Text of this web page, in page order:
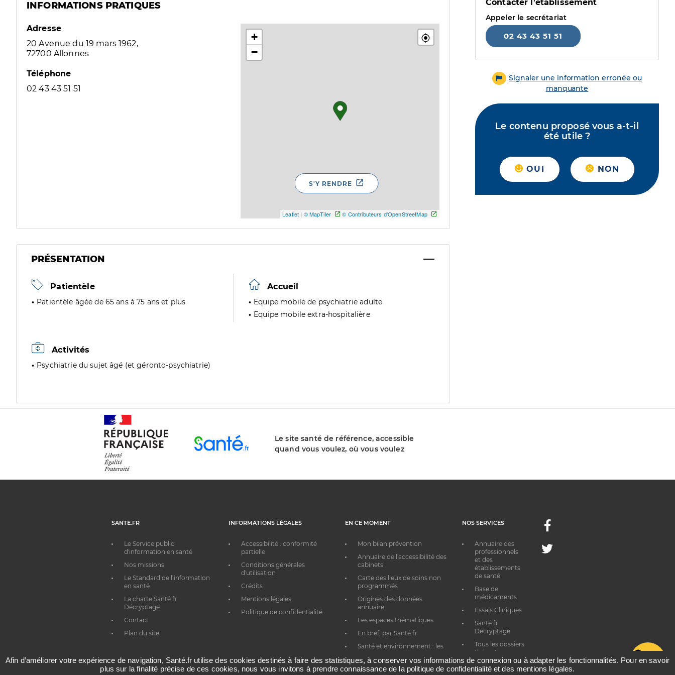
INFORMATIONS PRATIQUES
Adresse
20 Avenue du 19 mars 1962,
72700 Allonnes
Téléphone
02 43 43 51 51
+
−
Leaflet | © MapTiler © Contributeurs d'OpenStreetMap
S'Y RENDRE
PRÉSENTATION
Patientèle
Patientèle âgée de 65 ans à 75 ans et plus
Accueil
Equipe mobile de psychiatrie adulte
Equipe mobile extra-hospitalière
Activités
Psychiatrie du sujet âgé (et géronto-psychiatrie)
Contacter l'établissement
Appeler le secrétariat
02 43 43 51 51
Signaler une information erronée ou
manquante
Le contenu proposé vous a-t-il
été utile ?
OUI NON
Le site santé de référence, accessible
quand vous voulez, où vous voulez
SANTE.FR
Le Service public
d'information en santé
Nos missions
Le Standard de l’information
en santé
La charte Santé.fr
Décryptage
Contact
Plan du site
INFORMATIONS LÉGALES
Accessibilité : conformité
partielle
Conditions générales
d'utilisation
Crédits
Mentions légales
Politique de confidentialité
EN CE MOMENT
Mon bilan prévention
Annuaire de l'accessibilité des
cabinets
Carte des lieux de soins non
programmés
Origines des données
annuaire
Les espaces thématiques
En bref, par Santé.fr
Santé et environnement : les
NOS SERVICES
Annuaire des
professionnels
et des
établissements
de santé
Base de
médicaments
Essais Cliniques
Santé.fr
Décryptage
Tous les dossiers
thématiques
Facebook
Twitter
Afin d’améliorer votre expérience de navigation, Santé.fr utilise des cookies destinés à faire des statistiques, à conserver vos informations de connexion ou à adapter les fonctionnalités. Pour en savoir
plus sur la finalité précise de ces cookies, nous vous invitons à prendre connaissance de la politique de confidentialité et des mentions légales.